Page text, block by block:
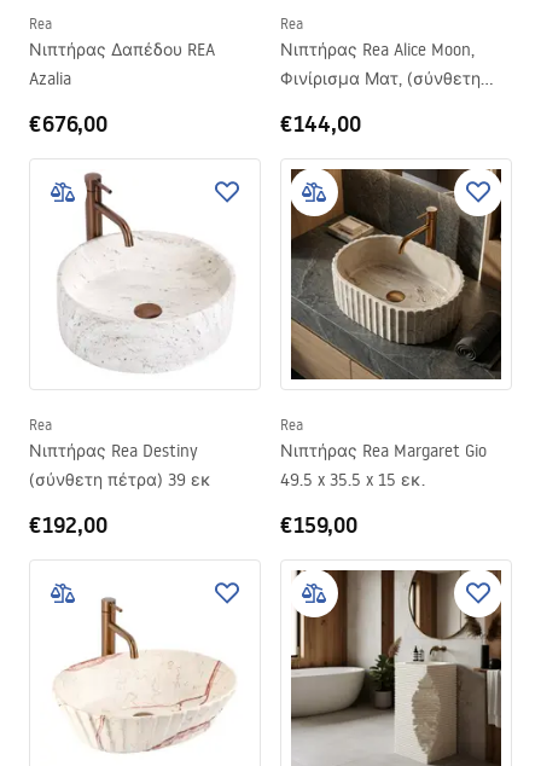
Rea
Νιπτήρας Δαπέδου REA
Azalia
€676,00
Rea
Νιπτήρας Rea Alice Moon,
Φινίρισμα Ματ, (σύνθετη
€144,00
Rea
Νιπτήρας Rea Destiny
(σύνθετη πέτρα) 39 εκ
€192,00
Rea
Νιπτήρας Rea Margaret Gio
49.5 x 35.5 x 15 εκ.
€159,00